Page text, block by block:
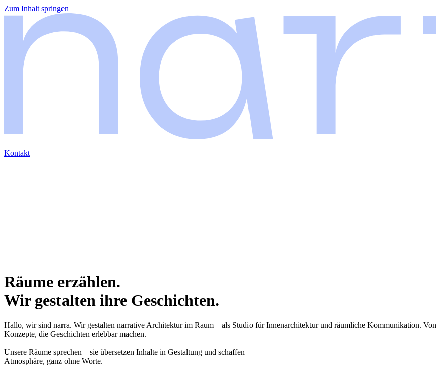
Zum Inhalt springen
Kontakt
Räume erzählen.
Wir gestalten ihre Geschichten.
Hallo, wir sind narra. Wir gestalten narrative Architektur im Raum – als Studio für Innenarchitektur und räumliche Kommunikation.
Konzepte, die Geschichten erlebbar machen.
Unsere Räume sprechen – sie übersetzen Inhalte in Gestaltung und schaffen
Atmosphäre, ganz ohne Worte.